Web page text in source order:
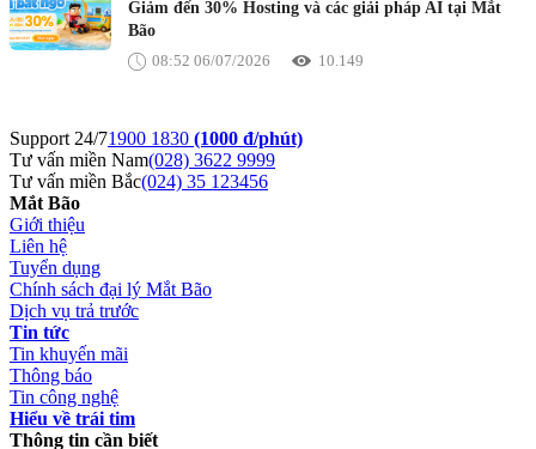
Giảm đến 30% Hosting và các giải pháp AI tại Mắt
Bão
08:52 06/07/2026
10.149
Support 24/71900 1830 (1000 đ/phút)
Tư vấn miền Nam(028) 3622 9999
Tư vấn miền Bắc(024) 35 123456
Mắt Bão
Giới thiệu
Liên hệ
Tuyển dụng
Chính sách đại lý Mắt Bão
Dịch vụ trả trước
Tin tức
Tin khuyến mãi
Thông báo
Tin công nghệ
Hiểu về trái tim
Thông tin cần biết